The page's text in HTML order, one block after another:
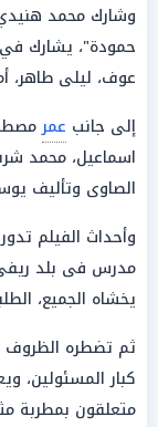
وشارك محمد
حمودة"، يشارك في
عوف، ليلى طاهر،
إلى جانب عمر
اسماعيل، محمد
الصاوى وتأليف
وأحداث الفيلم
مدرس فى بلد
يخشاه الجميع،
ثم تضطره الظروف
كبار المسئولين،
متعلقون بمطربة